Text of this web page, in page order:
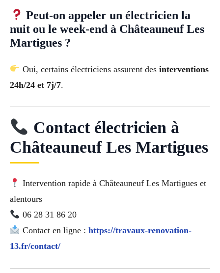
Peut-on appeler un électricien la
nuit ou le week-end à Châteauneuf Les
Martigues ?
Oui, certains électriciens assurent des interventions
24h/24 et 7j/7.
Contact électricien à
Châteauneuf Les Martigues
Intervention rapide à Châteauneuf Les Martigues et
alentours
06 28 31 86 20
Contact en ligne : https://travaux-renovation-
13.fr/contact/